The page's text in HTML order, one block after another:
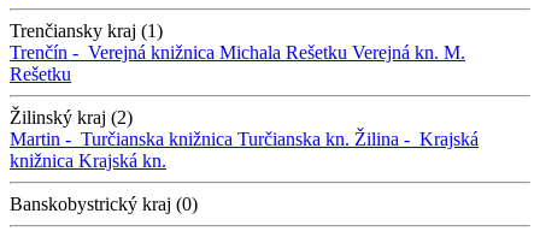
Trenčiansky kraj (1)
Trenčín - Verejná knižnica Michala Rešetku Verejná kn. M.
Rešetku
Žilinský kraj (2)
Martin - Turčianska knižnica Turčianska kn. Žilina - Krajská
knižnica Krajská kn.
Banskobystrický kraj (0)